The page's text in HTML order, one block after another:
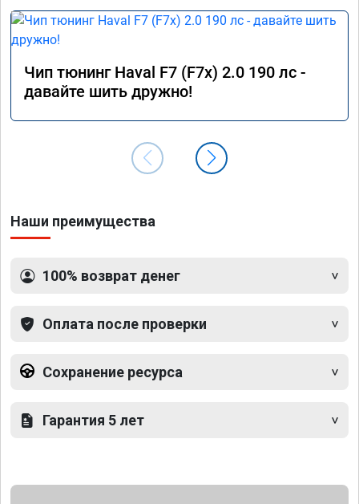
Чип тюнинг Haval F7 (F7x) 2.0 190 лс -
давайте шить дружно!
Наши преимущества
100% возврат денег
Оплата после проверки
Сохранение ресурса
Гарантия 5 лет